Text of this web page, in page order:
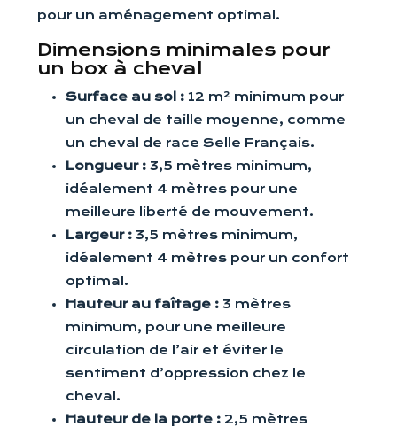
pour un aménagement optimal.
Dimensions minimales pour
un box à cheval
Surface au sol : 12 m² minimum pour
un cheval de taille moyenne, comme
un cheval de race Selle Français.
Longueur : 3,5 mètres minimum,
idéalement 4 mètres pour une
meilleure liberté de mouvement.
Largeur : 3,5 mètres minimum,
idéalement 4 mètres pour un confort
optimal.
Hauteur au faîtage : 3 mètres
minimum, pour une meilleure
circulation de l’air et éviter le
sentiment d’oppression chez le
cheval.
Hauteur de la porte : 2,5 mètres